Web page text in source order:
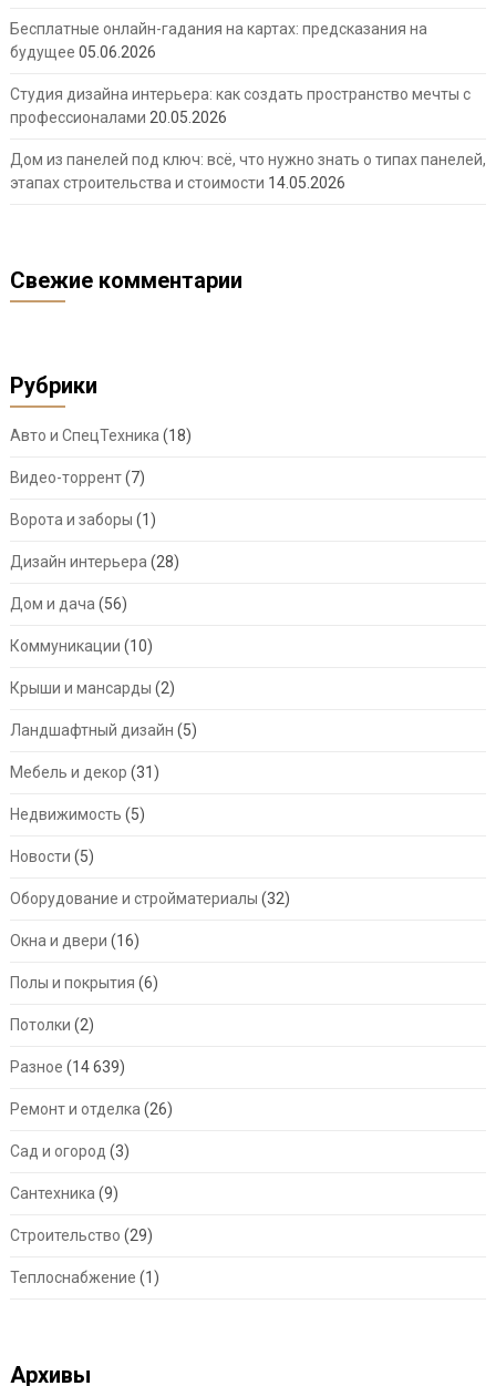
Бесплатные онлайн-гадания на картах: предсказания на
будущее 05.06.2026
Студия дизайна интерьера: как создать пространство мечты с
профессионалами 20.05.2026
Дом из панелей под ключ: всё, что нужно знать о типах панелей,
этапах строительства и стоимости 14.05.2026
Свежие комментарии
Рубрики
Авто и СпецТехника (18)
Видео-торрент(7)
Ворота и заборы (1)
Дизайн интерьера (28)
Дом и дача (56)
Коммуникации (10)
Крыши и мансарды (2)
Ландшафтный дизайн (5)
Мебель и декор (31)
Недвижимость (5)
Новости (5)
Оборудование и стройматериалы (32)
Окна и двери (16)
Полы и покрытия (6)
Потолки (2)
Разное (14 639)
Ремонт и отделка (26)
Сад и огород (3)
Сантехника (9)
Строительство (29)
Теплоснабжение (1)
Архивы